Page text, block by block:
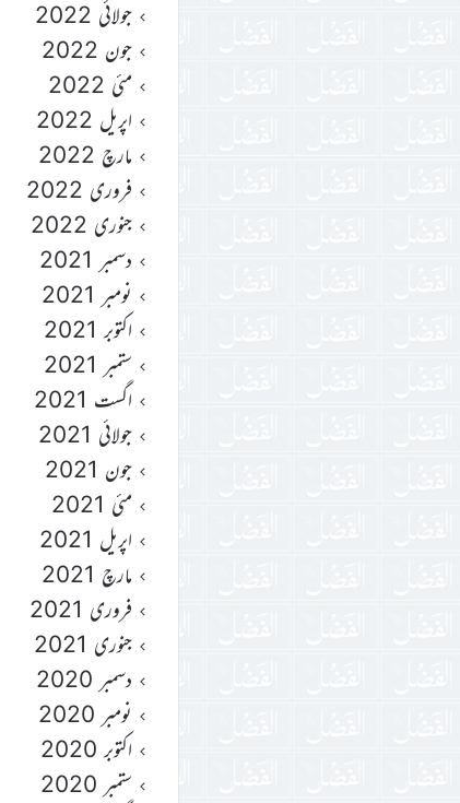
جولائی 2022
جون 2022
مئی 2022
اپریل 2022
مارچ 2022
فروری 2022
جنوری 2022
دسمبر 2021
نومبر 2021
اکتوبر 2021
ستمبر 2021
اگست 2021
جولائی 2021
جون 2021
مئی 2021
اپریل 2021
مارچ 2021
فروری 2021
جنوری 2021
دسمبر 2020
نومبر 2020
اکتوبر 2020
ستمبر 2020